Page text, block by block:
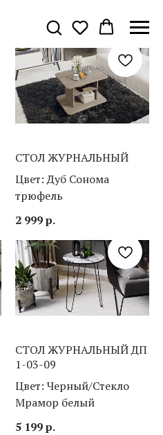
СТОЛ ЖУРНАЛЬНЫЙ
Цвет: Дуб Сонома
трюфель
2 999р.
СТОЛ ЖУРНАЛЬНЫЙ ДП
1-03-09
Цвет: Черный/Стекло
Мрамор белый
5 199р.